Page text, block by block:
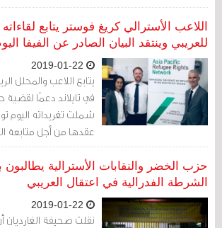
اللاعب الأسترالي كريغ فوستر يتابع
للعريبي وينتقد البيان الصادر عن الفيفا
يتابع اللاعب والمحلل
في تايلاند دعمًا لقضية
شملت تغريداته اليوم
عقدها من أجل متابعة
تغريدة انتقد فيها
الفيفا والاتحاد
أخرى في عالم كرة الكرة.
حزب الخضر والنقابات الأسترالية يطالبون
الشرطة الفدرالية في اعتقال العريبي
نقلت صحيفة الغارديان